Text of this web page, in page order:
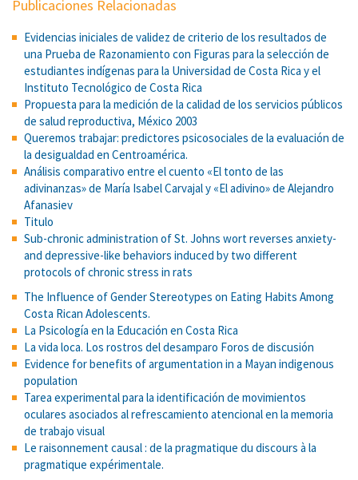
Publicaciones Relacionadas
Evidencias iniciales de validez de criterio de los resultados de
una Prueba de Razonamiento con Figuras para la selección de
estudiantes indígenas para la Universidad de Costa Rica y el
Instituto Tecnológico de Costa Rica
Propuesta para la medición de la calidad de los servicios públicos
de salud reproductiva, México 2003
Queremos trabajar: predictores psicosociales de la evaluación de
la desigualdad en Centroamérica.
Análisis comparativo entre el cuento «El tonto de las
adivinanzas» de María Isabel Carvajal y «El adivino» de Alejandro
Afanasiev
Titulo
Sub-chronic administration of St. Johns wort reverses anxiety-
and depressive-like behaviors induced by two different
protocols of chronic stress in rats
The Influence of Gender Stereotypes on Eating Habits Among
Costa Rican Adolescents.
La Psicología en la Educación en Costa Rica
La vida loca. Los rostros del desamparo Foros de discusión
Evidence for benefits of argumentation in a Mayan indigenous
population
Tarea experimental para la identificación de movimientos
oculares asociados al refrescamiento atencional en la memoria
de trabajo visual
Le raisonnement causal : de la pragmatique du discours à la
pragmatique expérimentale.